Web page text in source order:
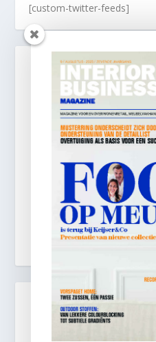
[custom-twitter-feeds]